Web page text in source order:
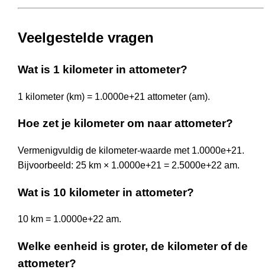
Veelgestelde vragen
Wat is 1 kilometer in attometer?
1 kilometer (km) = 1.0000e+21 attometer (am).
Hoe zet je kilometer om naar attometer?
Vermenigvuldig de kilometer-waarde met 1.0000e+21.
Bijvoorbeeld: 25 km × 1.0000e+21 = 2.5000e+22 am.
Wat is 10 kilometer in attometer?
10 km = 1.0000e+22 am.
Welke eenheid is groter, de kilometer of de
attometer?